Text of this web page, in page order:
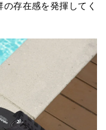
存在感を発揮してく